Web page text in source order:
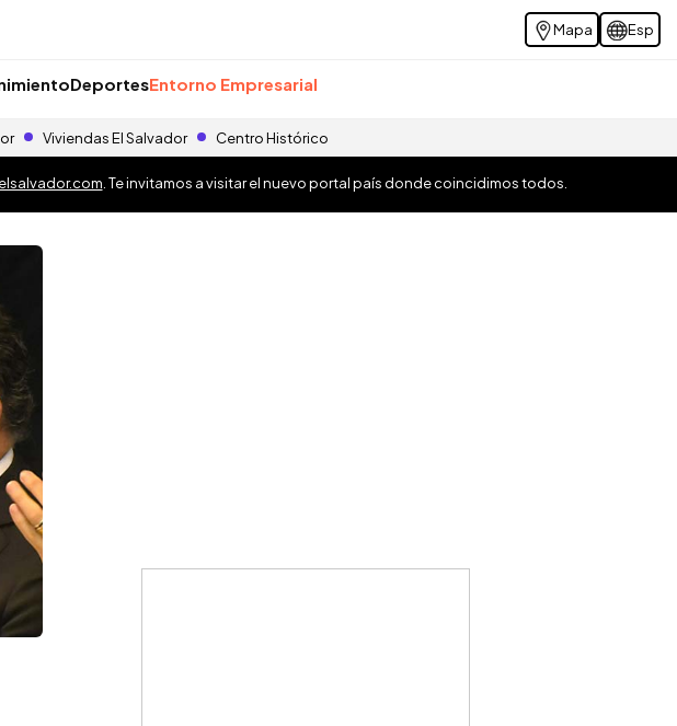
Mapa Esp
DeportesEntorno Empresarial
Viviendas El Salvador Centro Histórico
elsalvador.com . Te invitamos a visitar el nuevo portal país donde coincidimos todos.